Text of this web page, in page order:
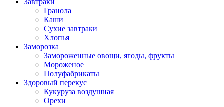
Гранола
Каши
Сухие завтраки
Хлопья
Заморозка
Замороженные овощи, ягоды, фрукты
Мороженое
Полуфабрикаты
Здоровый перекус
Кукуруза воздушная
Орехи